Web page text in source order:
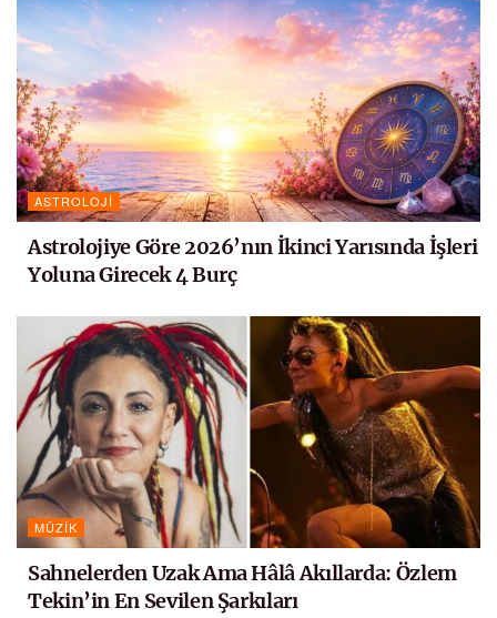
ASTROLOJI
Astrolojiye Göre 2026’nın İkinci Yarısında İşleri
Yoluna Girecek 4 Burç
MÜZIK
Sahnelerden Uzak Ama Hâlâ Akıllarda: Özlem
Tekin’in En Sevilen Şarkıları